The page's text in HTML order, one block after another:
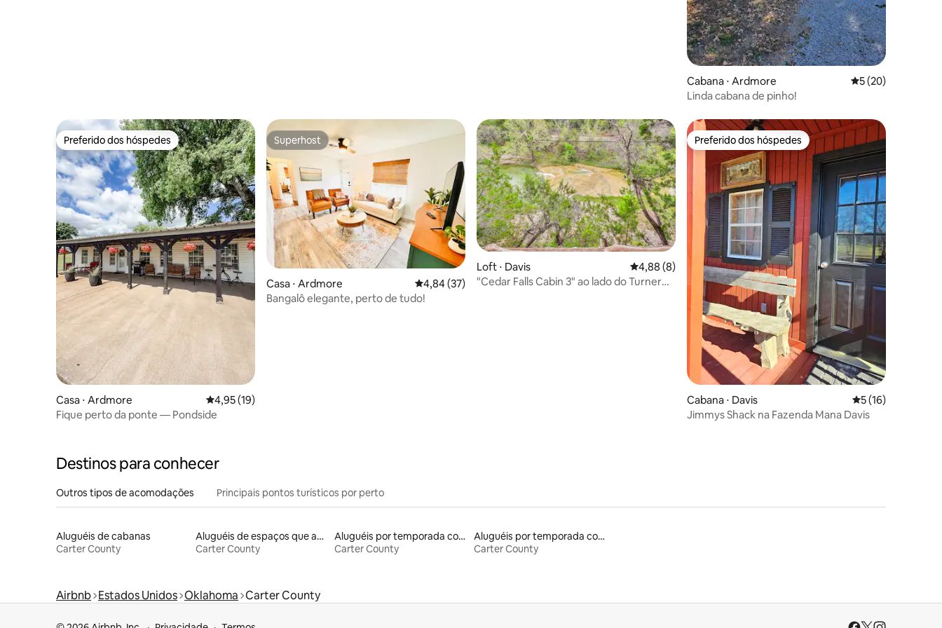
Cabana ⋅ Ardmore 5 de uma
5 (20)
Linda cabana de pinho!
Preferido dos hóspedes
Preferido dos hóspedes
Casa ⋅ Ardmore 4,95 de uma avaliação média de 5, 19 avaliações
4,95 (19)
Fique perto da ponte — Pondside
Superhost
Superhost
Casa ⋅ Ardmore 4,84 de uma avaliação média de 5, 37 avaliações
4,84 (37)
Bangalô elegante, perto de tudo!
Loft ⋅ Davis 4,88 de uma avaliação média de 5, 8 avaliações
4,88 (8)
"Cedar Falls Cabin 3" ao lado do Turner
Preferido dos hóspedes
Preferido dos hóspedes
Cabana ⋅ Davis 5 de uma
5 (16)
Jimmys Shack na Fazenda Mana Davis
Destinos para conhecer
Outros tipos de acomodações Principais pontos turísticos por perto
Aluguéis de cabanas
Carter County
Aluguéis de espaços que aceitam animais de estimação
Carter County
Aluguéis por temporada com banheira de hidromassagem
Carter County
Aluguéis por temporada com acesso ao lago
Carter County
Airbnb Estados Unidos Oklahoma Carter County